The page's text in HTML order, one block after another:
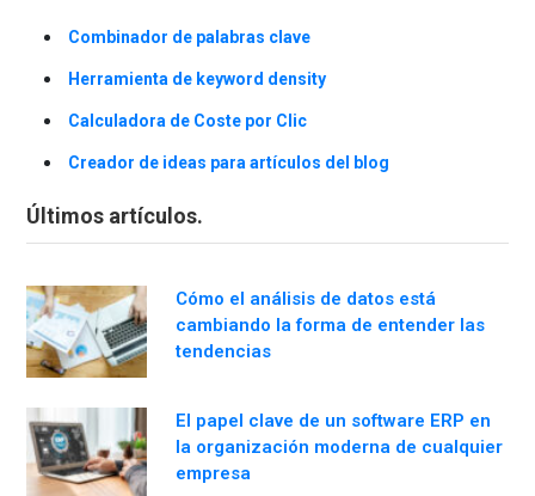
Combinador de palabras clave
Herramienta de keyword density
Calculadora de Coste por Clic
Creador de ideas para artículos del blog
Últimos artículos.
Cómo el análisis de datos está
cambiando la forma de entender las
tendencias
El papel clave de un software ERP en
la organización moderna de cualquier
empresa